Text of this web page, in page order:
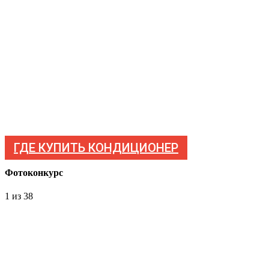
ГДЕ КУПИТЬ КОНДИЦИОНЕР
Фотоконкурс
1 из 38